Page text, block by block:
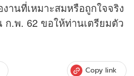
งานที่เหมาะสมหรือถูกใจจริง
ก.พ. 62 ขอให้ท่านเตรียมตัว
Copy link